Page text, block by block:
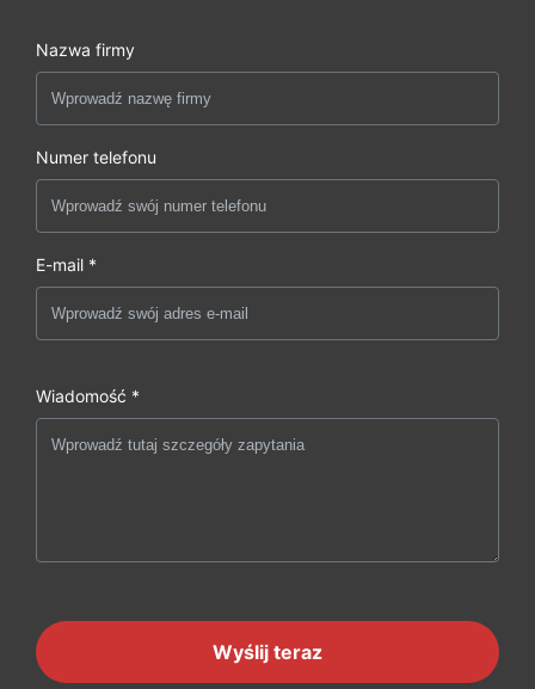
Nazwa firmy
Numer telefonu
E-mail *
Wiadomość *
Wyślij teraz